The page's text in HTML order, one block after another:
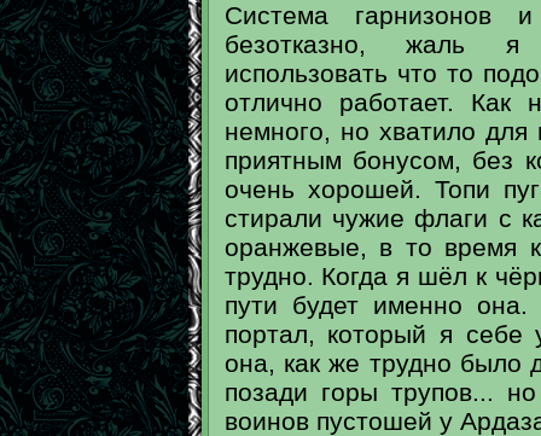
Система гарнизонов
безотказно, жаль я
использовать что то
отлично работает.
немного, но хватило для
приятным бонусом, без
очень хорошей. Топи
стирали чужие флаги с
оранжевые, в то время
трудно. Когда я шёл к
пути будет именно она.
портал, который я
она, как же трудно было
позади горы трупов...
воинов пустошей у